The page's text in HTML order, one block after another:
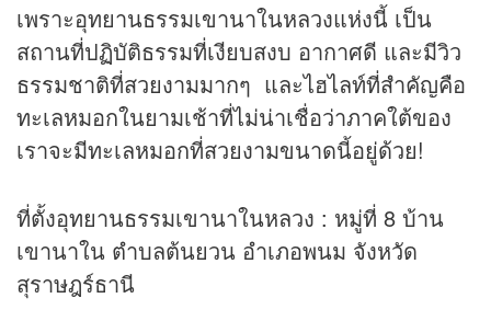
เพราะอุทยานธรรมเขานาในหลวงแห่งนี้ เป็น
สถานที่ปฏิบัติธรรมที่เงียบสงบ อากาศดี และมีวิว
ธรรมชาติที่สวยงามมากๆ และไฮไลท์ที่สำคัญคือ
ทะเลหมอกในยามเช้าที่ไม่น่าเชื่อว่าภาคใต้ของ
เราจะมีทะเลหมอกที่สวยงามขนาดนี้อยู่ด้วย!
ที่ตั้งอุทยานธรรมเขานาในหลวง : หมู่ที่ 8 บ้าน
เขานาใน ตำบลต้นยวน อำเภอพนม จังหวัด
สุราษฎร์ธานี